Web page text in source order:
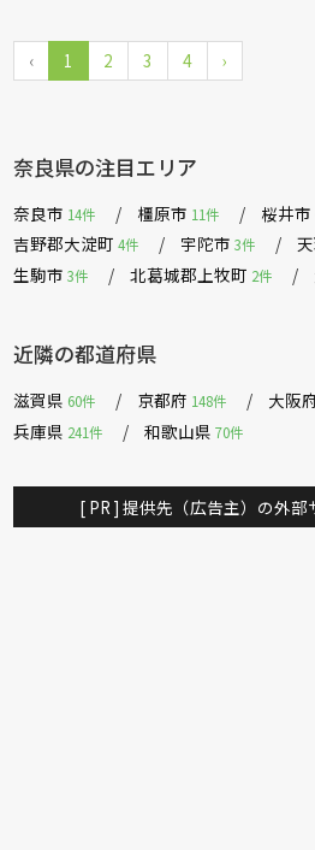
‹ 1 2 3 4 ›
奈良県の注目エリア
奈良市 14件 橿原市 11件 桜井市
吉野郡大淀町4件 宇陀市3件
生駒市3件 北葛城郡上牧町 2件
近隣の都道府県
滋賀県 60件 京都府 148件 大阪
兵庫県 241件 和歌山県70件
[ PR ] 提供先（広告主）の外